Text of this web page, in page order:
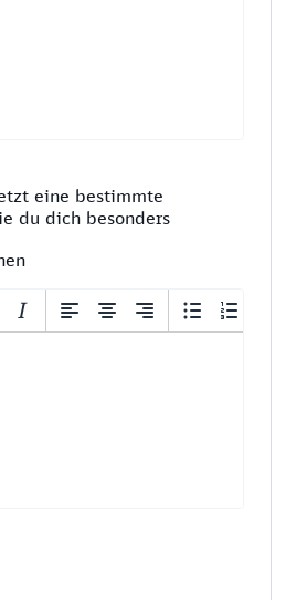
eine bestimmte
du dich besonders